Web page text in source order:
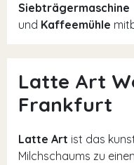
Siebträgermaschine
und Kaffeemühle
Latte Art
Frankfurt
Latte Art ist das
Milchschaums zu